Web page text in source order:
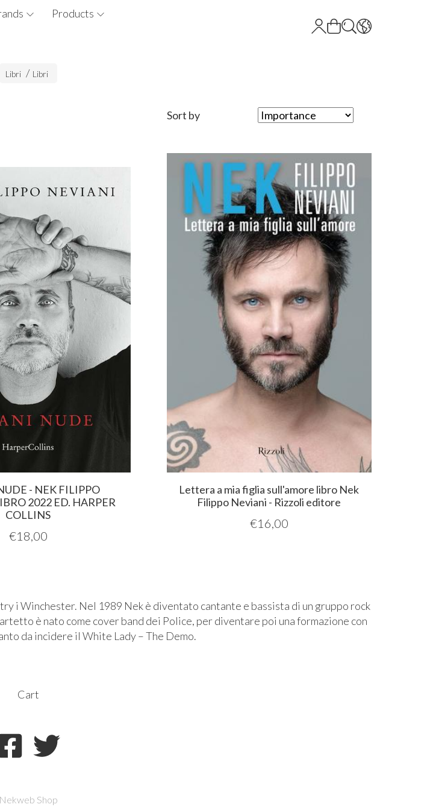
Products
Libri Libri
Sort by
- NEK FILIPPO
2022 ED. HARPER
COLLINS
€18,00
Lettera a mia figlia sull'amore libro Nek
Filippo Neviani - Rizzoli editore
€16,00
i Winchester. Nel 1989 Nek è diventato cantante e bassista di un gruppo rock
è nato come cover band dei Police, per diventare poi una formazione con
da incidere il White Lady – The Demo.
Cart
Nekweb Shop